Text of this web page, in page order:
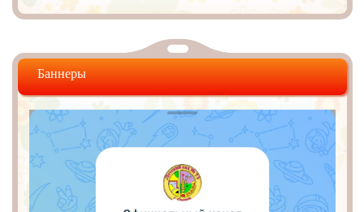
Баннеры